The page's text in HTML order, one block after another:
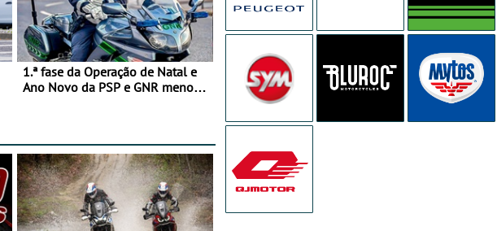
1.ª fase da Operação de Natal e
Ano Novo da PSP e GNR menos